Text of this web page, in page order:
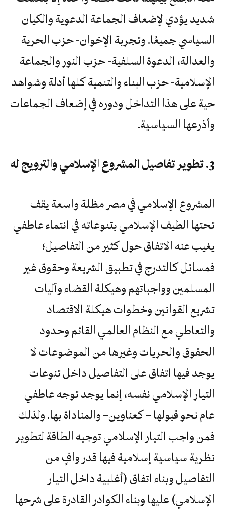
شديد يؤدي لإضعاف الجماعة الدعوية والكيان
السياسي جميعًا. وتجربة الإخوان- حزب الحرية
والعدالة، الدعوة السلفية- حزب النور والجماعة
الإسلامية- حزب البناء والتنمية كلها أدلة وشواهد
حية على هذا التداخل ودوره في إضعاف الجماعات
وأذرعها السياسية.
3. تطوير تفاصيل المشروع الإسلامي والترويج له
المشروع الإسلامي في مصر مظلة واسعة يقف
تحتها الطيف الإسلامي بتنوعاته في انتماء عاطفي
يغيب عنه الاتفاق حول كثير من التفاصيل؛
فمسائل كالتدرج في تطبيق الشريعة وحقوق غير
المسلمين وواجباتهم وهيكلة القضاء وآليات
تشريع القوانين وخطوات هيكلة الاقتصاد
والتعاطي مع النظام العالمي القائم وحدود
الحقوق والحريات وغيرها من الموضوعات لا
يوجد فيها اتفاق على التفاصيل داخل تنوعات
التيار الإسلامي نفسه، إنما يوجد توجه عاطفي
عام نحو قبولها – كعناوين– والمناداة بها. ولذلك
فمن واجب التيار الإسلامي توجيه الطاقة لتطوير
نظرية سياسية إسلامية فيها قدر وافٍ من
التفاصيل وبناء اتفاق (أغلبية داخل التيار
الإسلامي) عليها وبناء الكوادر القادرة على شرحها